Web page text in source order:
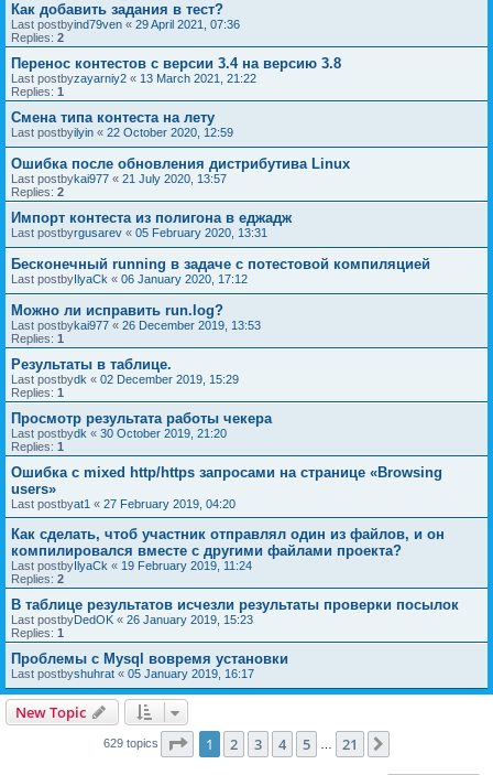
Как добавить задания в тест?
Last postbyind79ven « 29 April 2021, 07:36
Replies: 2
Перенос контестов с версии 3.4 на версию 3.8
Last postbyzayarniy2 « 13 March 2021, 21:22
Replies: 1
Смена типа контеста на лету
Last postbyilyin « 22 October 2020, 12:59
Ошибка после обновления дистрибутива Linux
Last postbykai977 « 21 July 2020, 13:57
Replies: 2
Импорт контеста из полигона в еджадж
Last postbyrgusarev « 05 February 2020, 13:31
Бесконечный running в задаче с потестовой компиляцией
Last postbyIlyaCk « 06 January 2020, 17:12
Можно ли исправить run.log?
Last postbykai977 « 26 December 2019, 13:53
Replies: 1
Результаты в таблице.
Last postbydk « 02 December 2019, 15:29
Replies: 1
Просмотр результата работы чекера
Last postbydk « 30 October 2019, 21:20
Replies: 1
Ошибка с mixed http/https запросами на странице «Browsing
users»
Last postbyat1 « 27 February 2019, 04:20
Как сделать, чтоб участник отправлял один из файлов, и он
компилировался вместе с другими файлами проекта?
Last postbyIlyaCk « 19 February 2019, 11:24
Replies: 2
В таблице результатов исчезли результаты проверки посылок
Last postbyDedOK « 26 January 2019, 15:23
Replies: 1
Проблемы с Mysql вовремя установки
Last postbyshuhrat « 05 January 2019, 16:17
New Topic
629 topics Page 1of 21
1 2 3 4 5 21